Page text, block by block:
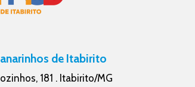
de Itabirito
181 . Itabirito/MG